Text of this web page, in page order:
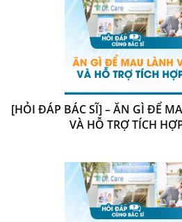
[HỎI ĐÁP BÁC SĨ] – ĂN GÌ ĐỂ
VÀ HỖ TRỢ TÍCH